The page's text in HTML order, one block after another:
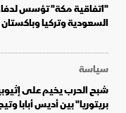
"اتفاقية مكة" تؤسس
السعودية وتركيا وباكستان
سياسة
شبح الحرب يخيم على
بريتوريا" بين أديس أبابا